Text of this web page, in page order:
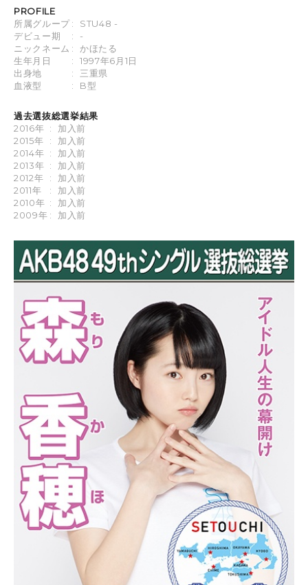
PROFILE
所属グループ:
STU48 -
デビュー期
:
-
ニックネーム :
かほたる
生年月日
:
1997年6月1日
出身地
:
三重県
血液型
: B型
過去選抜総選挙結果
2016年 :
加入前
2015年
:
加入前
2014年 :
加入前
2013年 :
加入前
2012年
:
加入前
2011年
:
加入前
2010年 :
加入前
2009年 : 加入前